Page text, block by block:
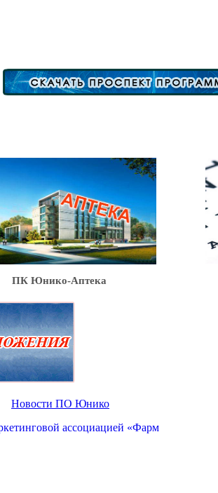
ПК Юнико-Аптека
Новости ПО Юнико